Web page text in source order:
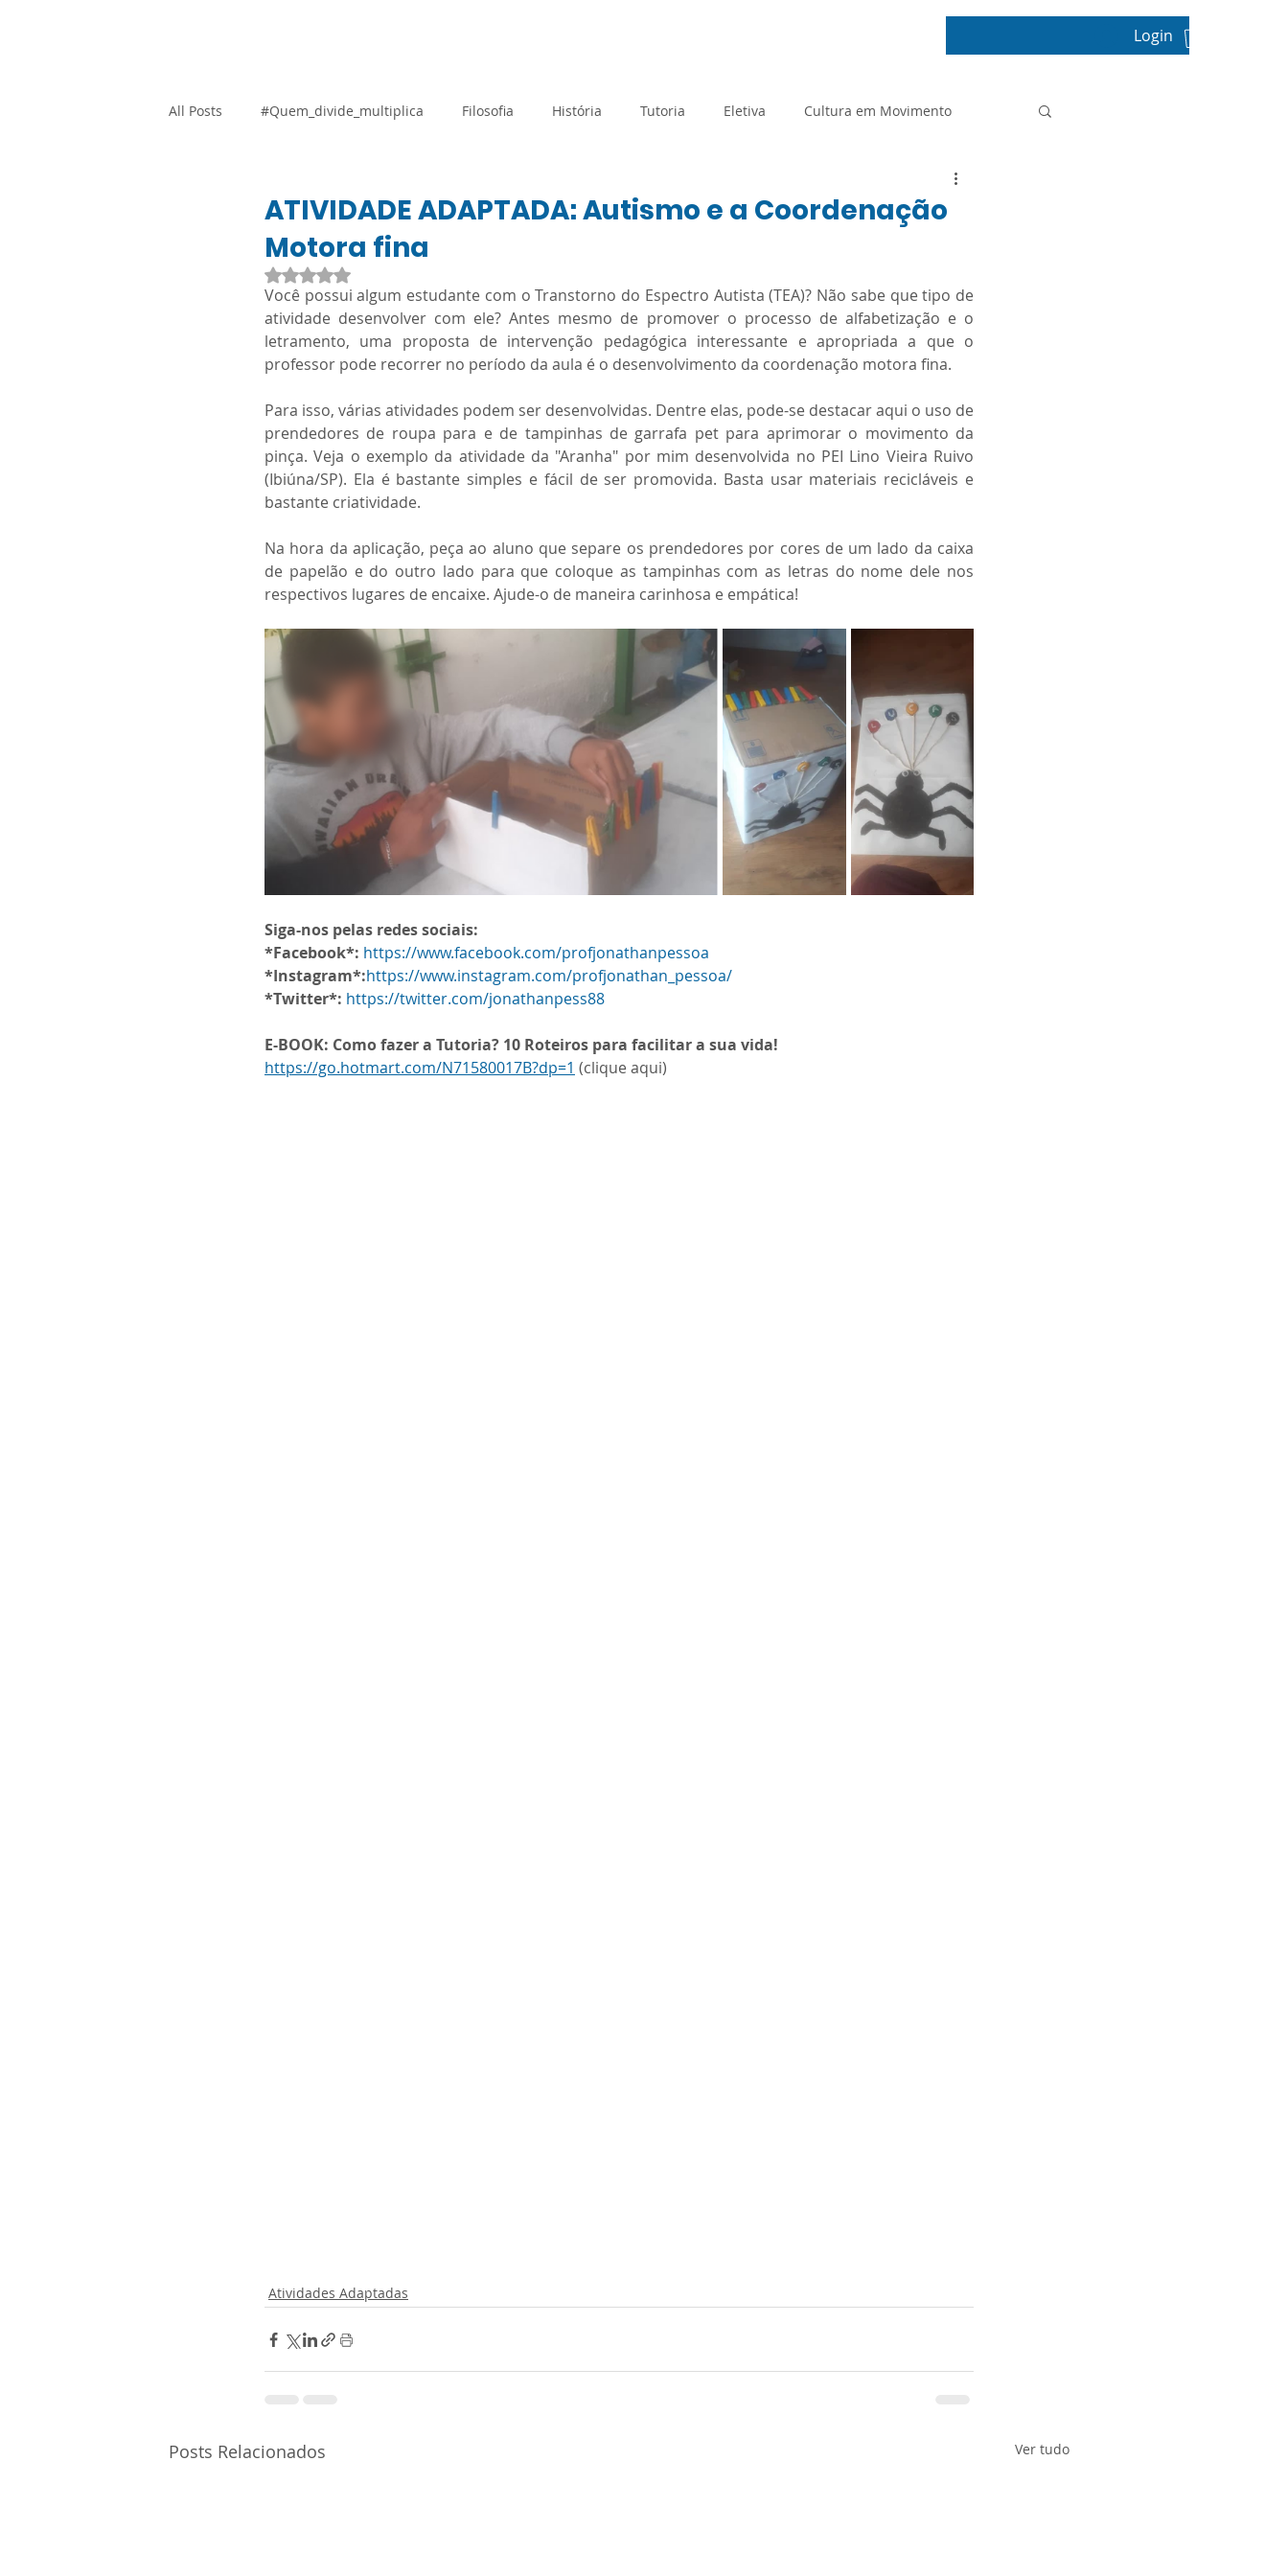
Login
All Posts #Quem_divide_multiplica Filosofia História Tutoria Eletiva Cultura em Movimento
Promocional Resoluções
Orientação Técnica Prova Paulista Processo Seletivo Planejamento Sala de Leitura
Língua Portuguesa Ciências Matemática Sociologia SAEB Avaliação Diagnóstica
ATIVIDADE ADAPTADA: Autismo e a Coordenação
Motora fina
Avaliado com NaN de 5 estrelas.
Você possui algum estudante com o Transtorno do Espectro Autista (TEA)? Não sabe que tipo de
atividade desenvolver com ele? Antes mesmo de promover o processo de alfabetização e o
letramento, uma proposta de intervenção pedagógica interessante e apropriada a que o
professor pode recorrer no período da aula é o desenvolvimento da coordenação motora fina.
Para isso, várias atividades podem ser desenvolvidas. Dentre elas, pode-se destacar aqui o uso de
prendedores de roupa para e de tampinhas de garrafa pet para aprimorar o movimento da
pinça. Veja o exemplo da atividade da "Aranha" por mim desenvolvida no PEI Lino Vieira Ruivo
(Ibiúna/SP). Ela é bastante simples e fácil de ser promovida. Basta usar materiais recicláveis e
bastante criatividade.
Na hora da aplicação, peça ao aluno que separe os prendedores por cores de um lado da caixa
de papelão e do outro lado para que coloque as tampinhas com as letras do nome dele nos
respectivos lugares de encaixe. Ajude-o de maneira carinhosa e empática!
Siga-nos pelas redes sociais:
*Facebook*: https://www.facebook.com/profjonathanpessoa
*Instagram*:https://www.instagram.com/profjonathan_pessoa/
*Twitter*: https://twitter.com/jonathanpess88
E-BOOK: Como fazer a Tutoria? 10 Roteiros para facilitar a sua vida!
https://go.hotmart.com/N71580017B?dp=1 (clique aqui)
Atividades Adaptadas
Posts Relacionados Ver tudo